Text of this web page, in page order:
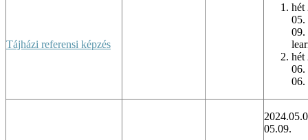
Tájházi referensi képzés
hét
05.
09.
hét
06.
06.
05.09.